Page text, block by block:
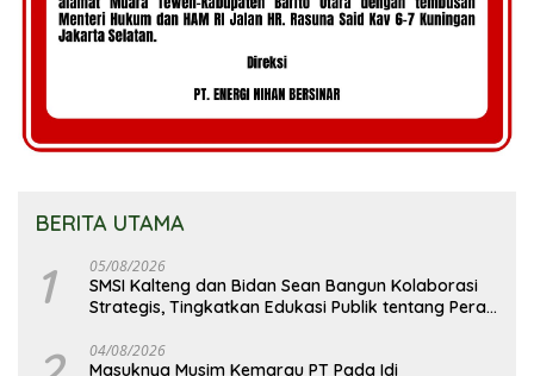
BERITA UTAMA
1 05/08/2026
SMSI Kalteng dan Bidan Sean Bangun Kolaborasi
Strategis, Tingkatkan Edukasi Publik tentang Peran
04/08/2026
Masuknya Musim Kemarau PT Pada Idi